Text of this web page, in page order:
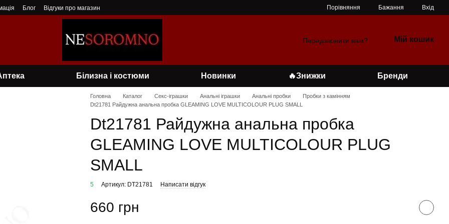
Блог Відгуки про магазин Порівняння Бажання Вхід
Передзвонити вам? Мій кошик
Білизна і костюми Новинки 🔥Знижки Бренди
Головна Каталог Секс-іграшки Анальні іграшки Анальні пробки
Пробки з камінням
Dt21781 Райдужна анальна пробка GLEAMING LOVE MULTICOLOUR PLUG SMALL
Dt21781 Райдужна анальна пробка
GLEAMING LOVE MULTICOLOUR PLUG
SMALL
5 Артикул: DT21781 Написати відгук
660 грн